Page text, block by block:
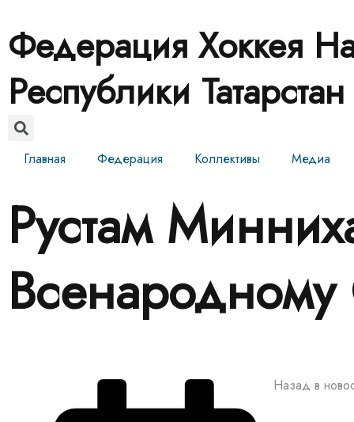
Федерация Хоккея
Республики Татарстан
Главная Федерация Коллективы Медиа
Рустам
Назад в